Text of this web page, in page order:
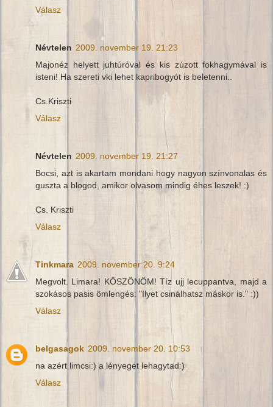
Válasz
Névtelen 2009. november 19. 21:23
Majonéz helyett juhtúróval és kis zúzott fokhagymával is
isteni! Ha szereti vki lehet kapribogyót is beletenni..
Cs.Kriszti
Válasz
Névtelen 2009. november 19. 21:27
Bocsi, azt is akartam mondani hogy nagyon színvonalas és
guszta a blogod, amikor olvasom mindig éhes leszek! :)
Cs. Kriszti
Válasz
Tinkmara 2009. november 20. 9:24
Megvolt. Limara! KÖSZÖNÖM! Tíz ujj lecuppantva, majd a
szokásos pasis ömlengés: "Ilyet csinálhatsz máskor is." :))
Válasz
belgasagok 2009. november 20. 10:53
na azért limcsi:) a lényeget lehagytad:)
Válasz